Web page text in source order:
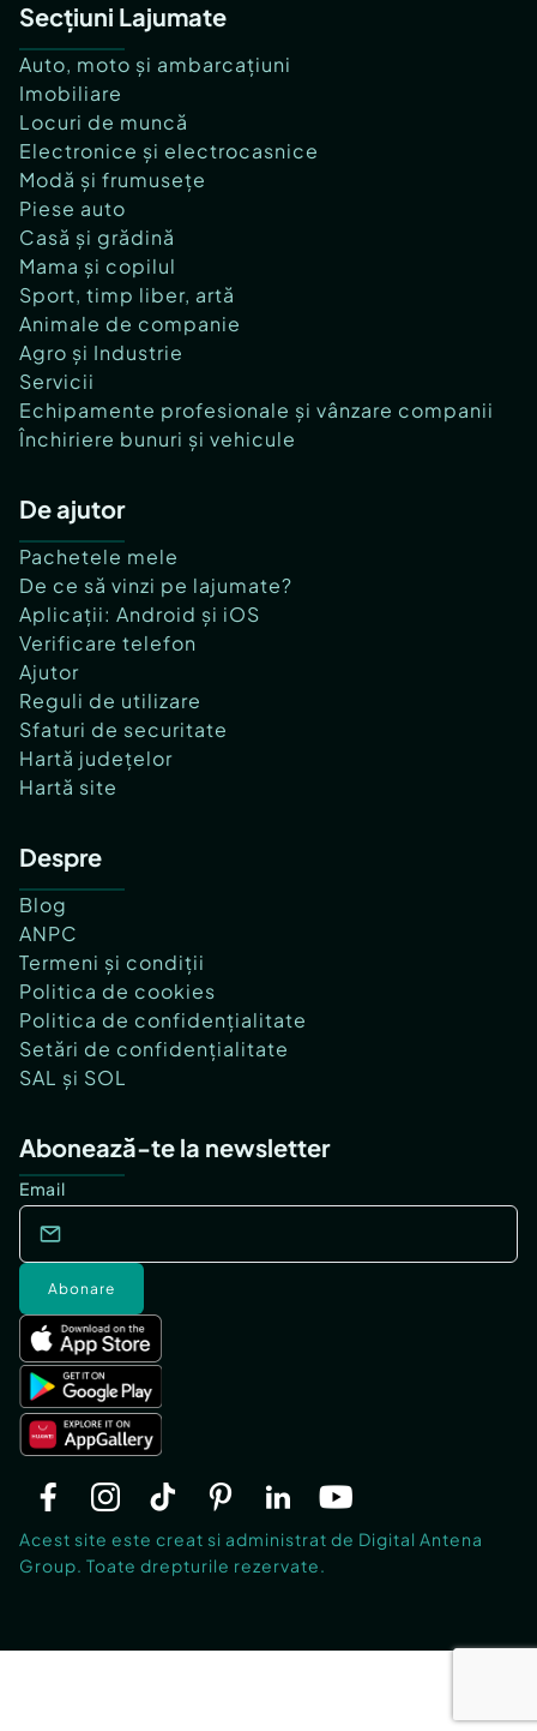
Secțiuni Lajumate
Auto, moto și ambarcațiuni
Imobiliare
Locuri de muncă
Electronice și electrocasnice
Modă și frumusețe
Piese auto
Casă și grădină
Mama și copilul
Sport, timp liber, artă
Animale de companie
Agro și Industrie
Servicii
Echipamente profesionale și vânzare companii
Închiriere bunuri și vehicule
De ajutor
Pachetele mele
De ce să vinzi pe lajumate?
Aplicații: Android și iOS
Verificare telefon
Ajutor
Reguli de utilizare
Sfaturi de securitate
Hartă județelor
Hartă site
Despre
Blog
ANPC
Termeni și condiții
Politica de cookies
Politica de confidențialitate
Setări de confidențialitate
SAL și SOL
Abonează-te la newsletter
Email
Abonare
Acest site este creat si administrat de Digital Antena
Group. Toate drepturile rezervate.